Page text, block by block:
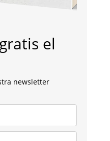
el
newsletter